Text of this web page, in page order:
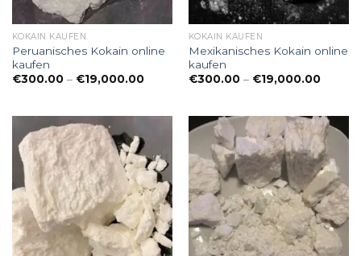
KOKAIN KAUFEN
Peruanisches Kokain online
kaufen
€300.00 – €19,000.00Preisspanne:
KOKAIN KAUFEN
Mexikanisches Kokain online
kaufen
€300.00 – €19,000.00